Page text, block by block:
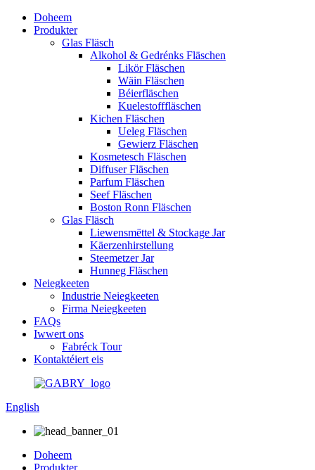
Doheem
Produkter
Glas Fläsch
Alkohol & Gedrénks Fläschen
Likör Fläschen
Wäin Fläschen
Béierfläschen
Kuelestofffläschen
Kichen Fläschen
Ueleg Fläschen
Gewierz Fläschen
Kosmetesch Fläschen
Diffuser Fläschen
Parfum Fläschen
Seef Fläschen
Boston Ronn Fläschen
Glas Fläsch
Liewensmëttel & Stockage Jar
Käerzenhirstellung
Steemetzer Jar
Hunneg Fläschen
Neiegkeeten
Industrie Neiegkeeten
Firma Neiegkeeten
FAQs
Iwwert ons
Fabréck Tour
Kontaktéiert eis
English
Doheem
Produkter